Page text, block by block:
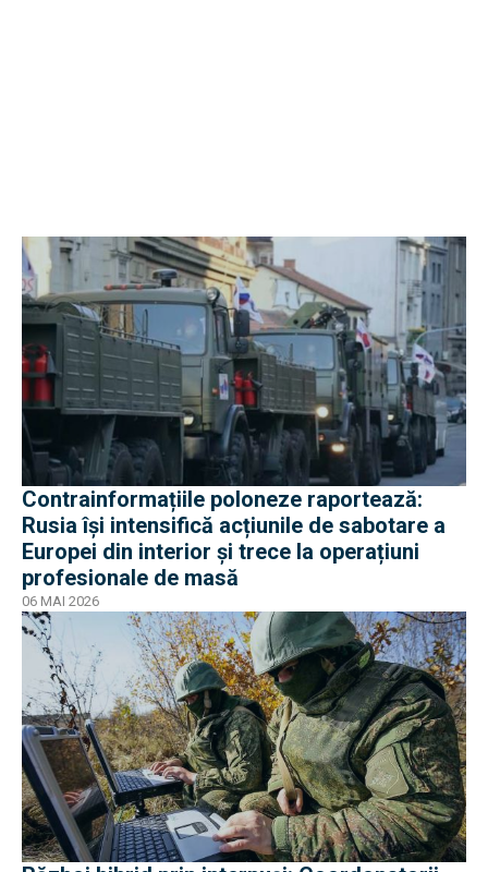
Contrainformațiile poloneze raportează:
Rusia își intensifică acțiunile de sabotare a
Europei din interior și trece la operațiuni
profesionale de masă
06 MAI 2026